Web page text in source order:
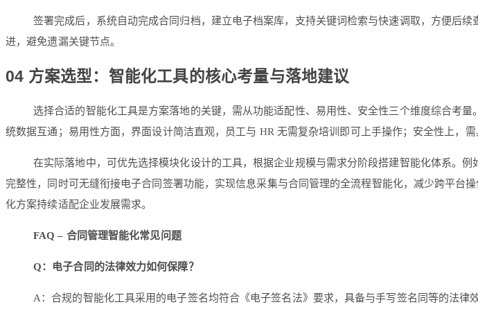
签署完成后，系统自动完成合同归档，建立电子档案库，支持关键词检索与快速调取，方便后
进，避免遗漏关键节点。
04 方案选型：智能化工具的核心考量与落地建议
选择合适的智能化工具是方案落地的关键，需从功能适配性、易用性、安全性三个维度综合考
统数据互通；易用性方面，界面设计简洁直观，员工与 HR 无需复杂培训即可上手操作；安全性上，
在实际落地中，可优先选择模块化设计的工具，根据企业规模与需求分阶段搭建智能化体系。例
完整性，同时可无缝衔接电子合同签署功能，实现信息采集与合同管理的全流程智能化，减少跨平
化方案持续适配企业发展需求。
FAQ – 合同管理智能化常见问题
Q：电子合同的法律效力如何保障？
A：合规的智能化工具采用的电子签名均符合《电子签名法》要求，具备与手写签名同等的法